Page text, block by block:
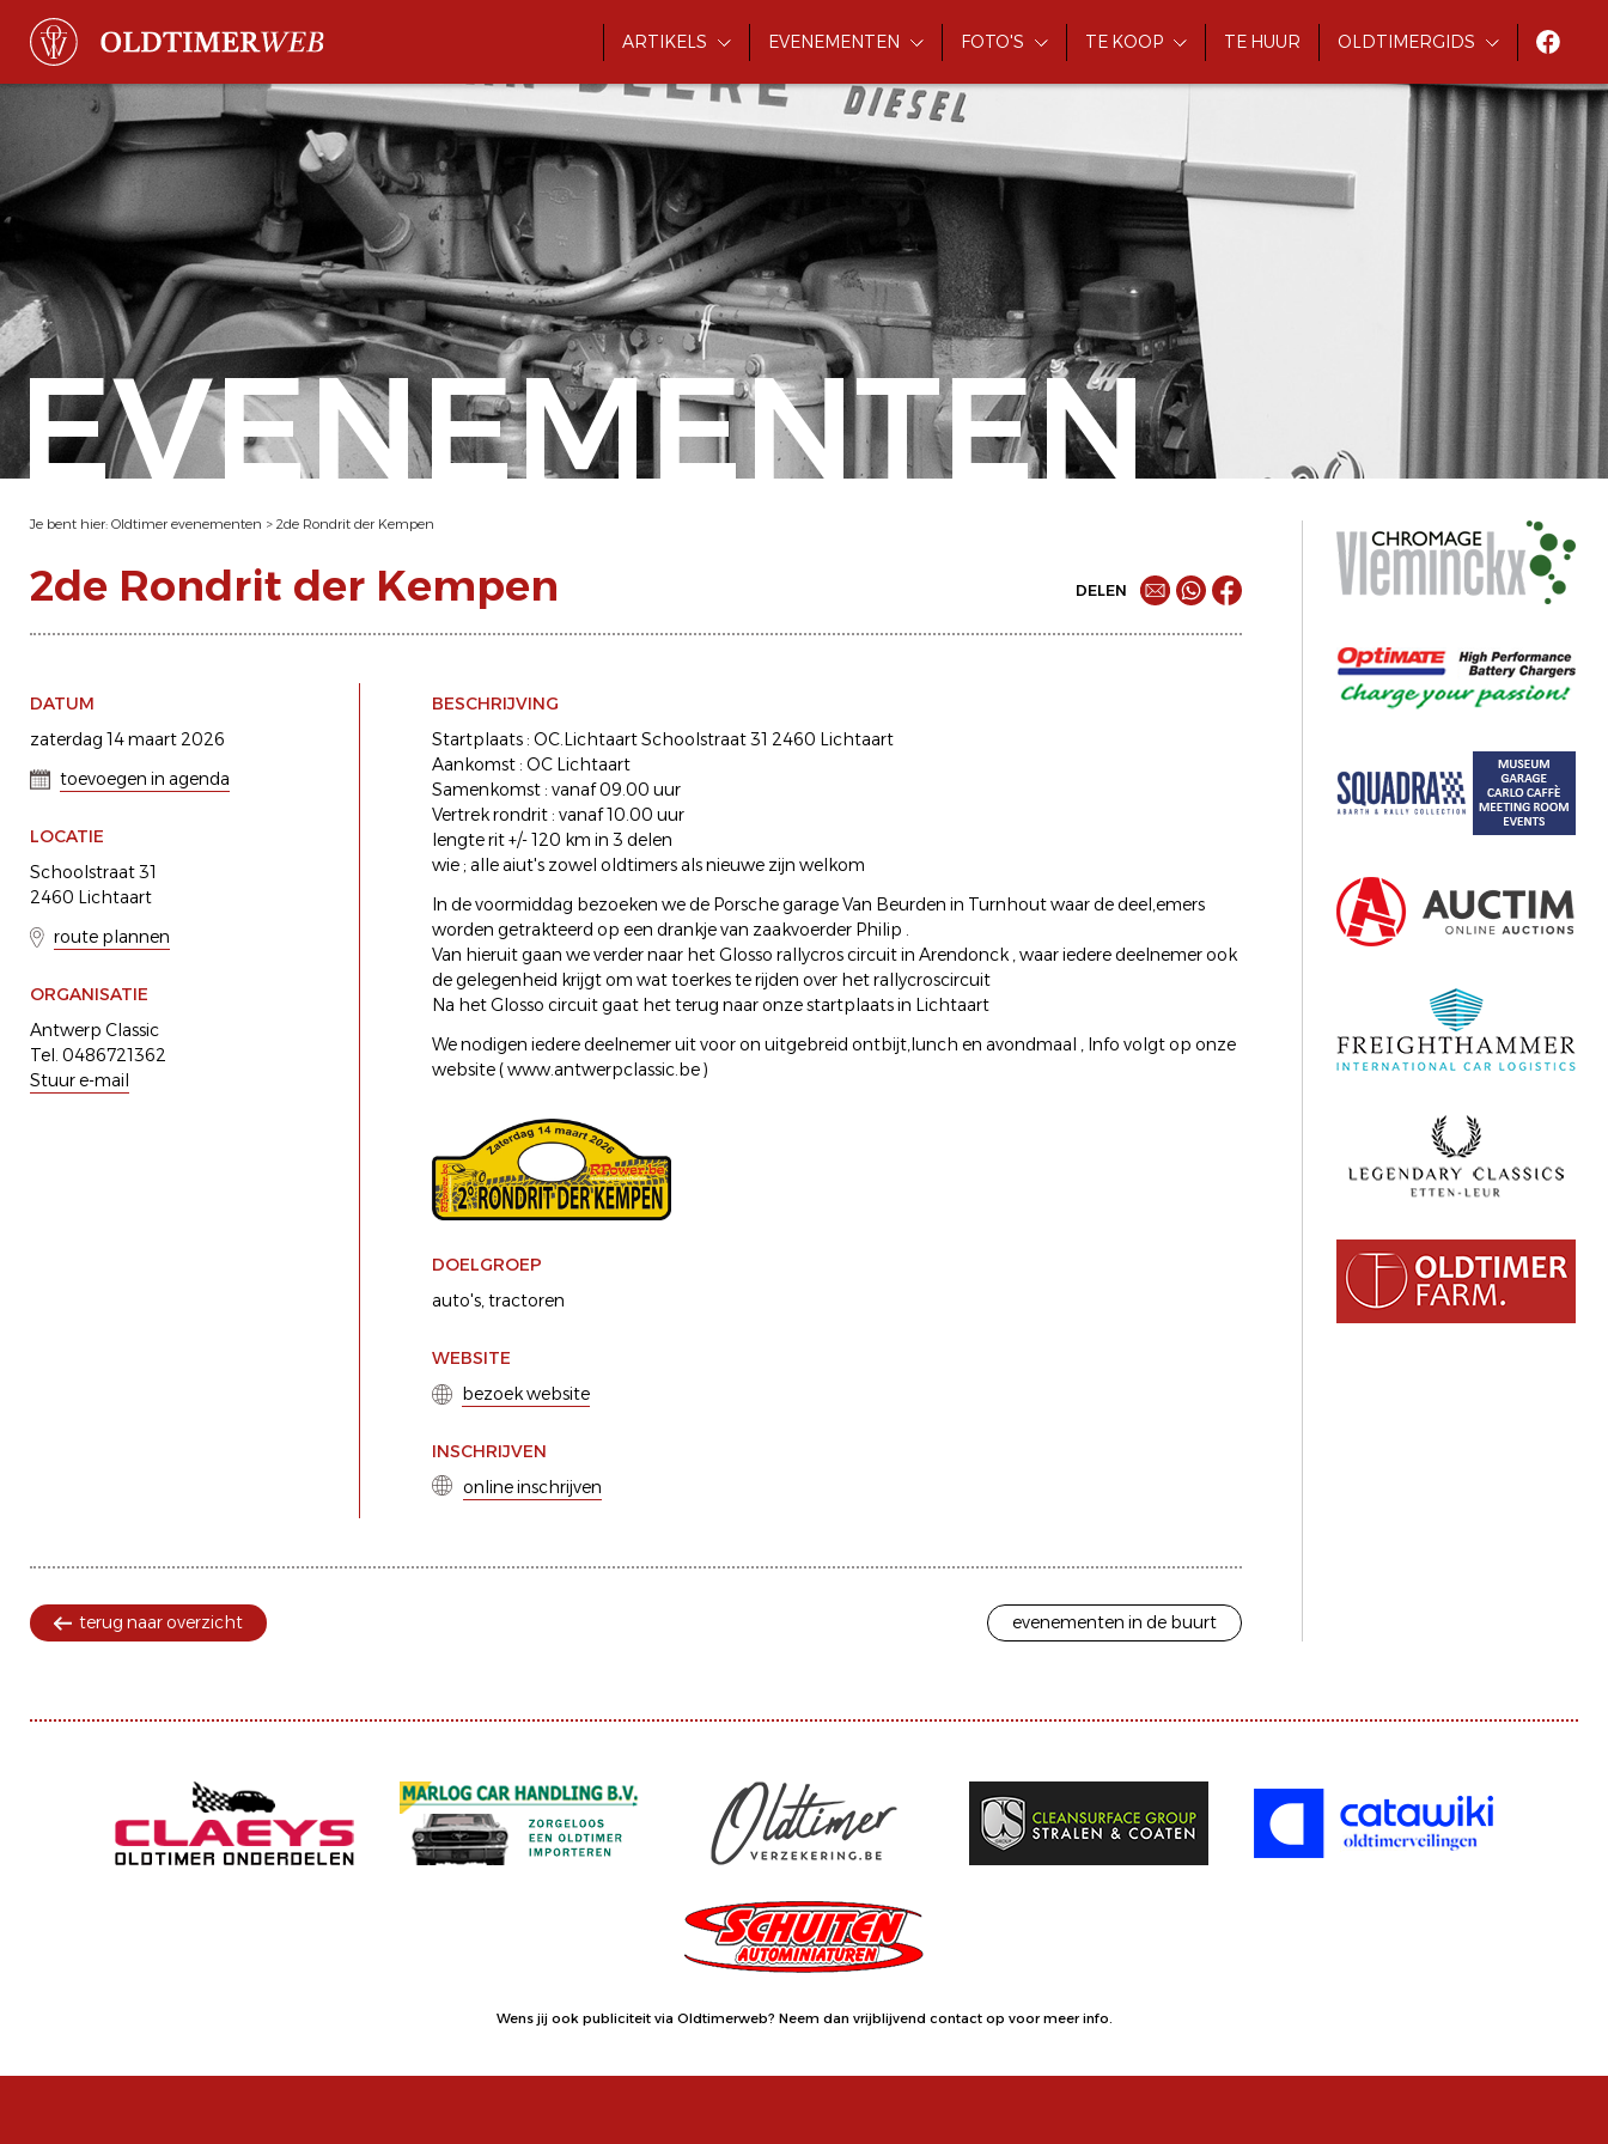
ARTIKELS EVENEMENTEN FOTO'S TE KOOP TE HUUR OLDTIMERGIDS
EVENEMENTEN
Je bent hier: Oldtimer evenementen > 2de Rondrit der Kempen
2de Rondrit der Kempen DELEN
DATUM
zaterdag 14 maart 2026
toevoegen in agenda
LOCATIE
Schoolstraat 31
2460 Lichtaart
route plannen
ORGANISATIE
Antwerp Classic
Tel. 0486721362
Stuur e-mail
BESCHRIJVING
Startplaats : OC.Lichtaart Schoolstraat 31 2460 Lichtaart
Aankomst : OC Lichtaart
Samenkomst : vanaf 09.00 uur
Vertrek rondrit : vanaf 10.00 uur
lengte rit +/- 120 km in 3 delen
wie ; alle aiut's zowel oldtimers als nieuwe zijn welkom
In de voormiddag bezoeken we de Porsche garage Van Beurden in Turnhout waar de deel,emers
worden getrakteerd op een drankje van zaakvoerder Philip .
Van hieruit gaan we verder naar het Glosso rallycros circuit in Arendonck , waar iedere deelnemer ook
de gelegenheid krijgt om wat toerkes te rijden over het rallycroscircuit
Na het Glosso circuit gaat het terug naar onze startplaats in Lichtaart
We nodigen iedere deelnemer uit voor on uitgebreid ontbijt,lunch en avondmaal , Info volgt op onze
website ( www.antwerpclassic.be )
DOELGROEP
auto's tractoren
WEBSITE
bezoek website
INSCHRIJVEN
online inschrijven
terug naar overzicht evenementen in de buurt
Wens jij ook publiciteit via Oldtimerweb? Neem dan vrijblijvend contact op voor meer info.